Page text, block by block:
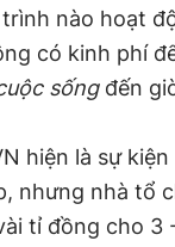
nào hoạt
có kinh phí
sốngđến
hiện là sự
nhưng nhà tổ
tỉ đồng cho 3